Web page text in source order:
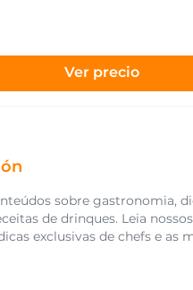
Ver precio
sobre gastronomia,
de drinques. Leia
exclusivas de chefs e as